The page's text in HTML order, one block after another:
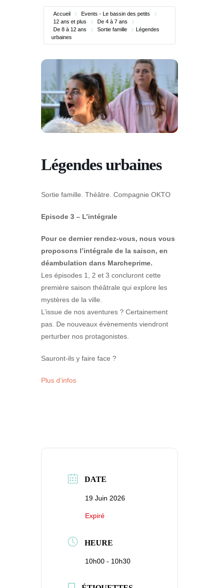
Accueil
Events - Le bassin des petits
12 ans et plus
De 4 à 7 ans
De 8 à 12 ans
Sortie famille
Légendes
urbaines
Légendes urbaines
Sortie famille. Théâtre. Compagnie OKTO
Episode 3 – L’intégrale
Pour ce dernier rendez-vous, nous vous
proposons l’intégrale de la saison, en
déambulation dans Marcheprime.
Les épisodes 1, 2 et 3 concluront cette
première saison théâtrale qui explore les
mystères de la ville.
L’issue de nos aventures ? Certainement
pas. De nouveaux évènements viendront
perturber nos protagonistes.
Sauront-ils y faire face ?
Plus d’infos
DATE
19 Juin 2026
Expiré
HEURE
10h00 - 10h30